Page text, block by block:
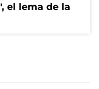
el lema de la